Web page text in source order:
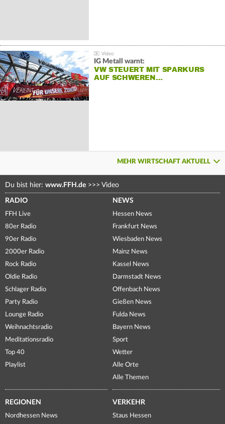
IG Metall warnt:
VW STEUERT MIT SPARKURS
AUF SCHWEREN…
MEHR WIRTSCHAFT AKTUELL
Du bist hier: www.FFH.de >>> Video
RADIO
FFH Live
80er Radio
90er Radio
2000er Radio
Rock Radio
Oldie Radio
Schlager Radio
Party Radio
Lounge Radio
Weihnachtsradio
Meditationsradio
Top 40
Playlist
NEWS
Hessen News
Frankfurt News
Wiesbaden News
Mainz News
Kassel News
Darmstadt News
Offenbach News
Gießen News
Fulda News
Bayern News
Sport
Wetter
Alle Orte
Alle Themen
REGIONEN
Nordhessen News
VERKEHR
Staus Hessen